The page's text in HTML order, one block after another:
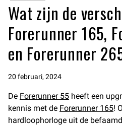
Wat zijn de
Forerunner 165,
en Forerunner
20 februari, 2024
De Forerunner 55 heeft een
kennis met de Forerunner 165!
hardloophorloge uit de